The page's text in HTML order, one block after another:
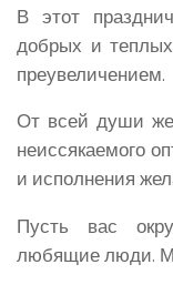
В этот
добрых и
преувеличением.
От всей души
неиссякаемого
и исполнения
Пусть вас
любящие люди.